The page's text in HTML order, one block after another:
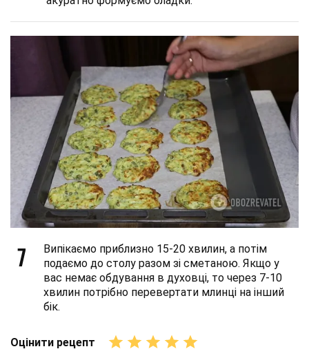
7
Випікаємо приблизно 15-20 хвилин, а потім
подаємо до столу разом зі сметаною. Якщо у
вас немає обдування в духовці, то через 7-10
хвилин потрібно перевертати млинці на інший
бік.
Оцінити рецепт